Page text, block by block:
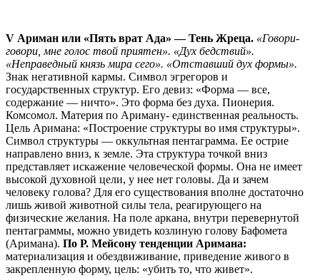
V Ариман или «Пять врат Ада» — Тень Жреца. «Говори-
говори, мне голос твой приятен». «Дух бедствий».
«Неправедный князь мира сего». «Отставший дух формы».
Знак негативной кармы. Символ эгрегоров и
государственных структур. Его девиз: «Форма — все,
содержание — ничто». Это форма без духа. Пионерия.
Комсомол. Материя по Ариману- единственная реальность.
Цель Аримана: «Построение структуры во имя структуры».
Символ структуры — оккультная пентаграмма. Ее острие
направлено вниз, к земле. Эта структура точкой вниз
представляет искажение человеческой формы. Она не имеет
высокой духовной цели, у нее нет головы. Да и зачем
человеку голова? Для его существования вполне достаточно
лишь живой животной силы тела, реагирующего на
физические желания. На поле аркана, внутри перевернутой
пентаграммы, можно увидеть козлиную голову Бафомета
(Аримана). По Р. Мейсону тенденции Аримана:
материализация и обездвиживание, приведение живого в
закрепленную форму, цель: «убить то, что живет».